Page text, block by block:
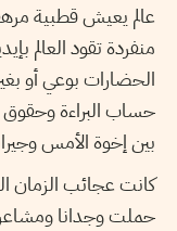
عالم يعيش قطبية
منفردة تقود العالم
الحضارات بوعي أو
حساب البراءة وحقوق
بين إخوة الأمس
كانت عجائب الزمان
حملت وجدانا